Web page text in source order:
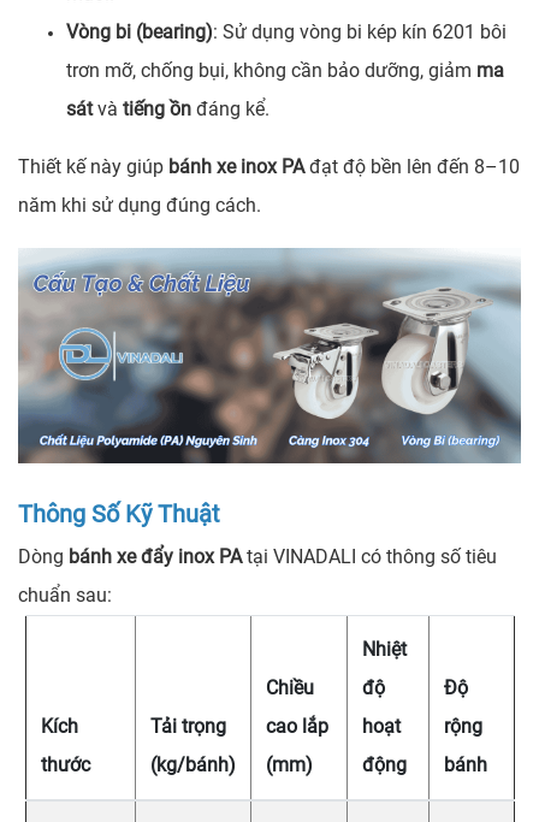
Vòng bi (bearing): Sử dụng vòng bi kép kín 6201 bôi
trơn mỡ, chống bụi, không cần bảo dưỡng, giảm ma
sátvà tiếng ồn đáng kể.
Thiết kế này giúp bánh xe inox PAđạt độ bền lên đến 8–10
năm khi sử dụng đúng cách.
Thông Số Kỹ Thuật
Dòng bánh xe đẩy inox PAtại VINADALI có thông số tiêu
chuẩn sau:
Kích
thước
Tải trọng
(kg/bánh)
Chiều
cao lắp
(mm)
Nhiệt
độ
hoạt
động
Độ
rộng
bánh